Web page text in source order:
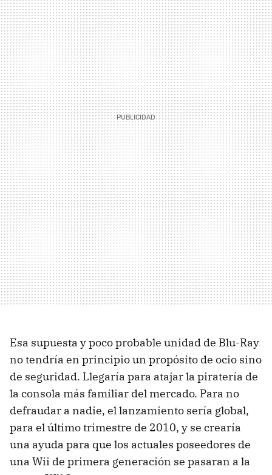
Esa supuesta y poco probable unidad de Blu-Ray
no tendría en principio un propósito de ocio sino
de seguridad. Llegaría para atajar la piratería de
la consola más familiar del mercado. Para no
defraudar a nadie, el lanzamiento sería global,
para el último trimestre de 2010, y se crearía
una ayuda para que los actuales poseedores de
una Wii de primera generación se pasaran a la